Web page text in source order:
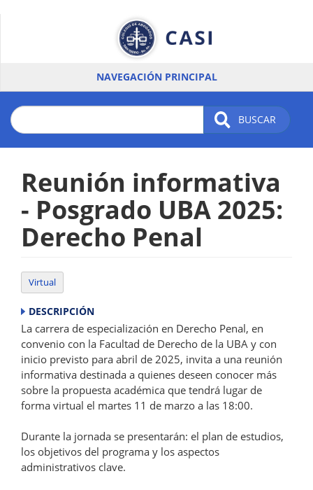
NAVEGACIÓN PRINCIPAL
BUSCAR
Reunión informativa
- Posgrado UBA 2025:
Derecho Penal
Virtual
DESCRIPCIÓN
La carrera de especialización en Derecho Penal, en
convenio con la Facultad de Derecho de la UBA y con
inicio previsto para abril de 2025, invita a una reunión
informativa destinada a quienes deseen conocer más
sobre la propuesta académica que tendrá lugar de
forma virtual el martes 11 de marzo a las 18:00.
Durante la jornada se presentarán: el plan de estudios,
los objetivos del programa y los aspectos
administrativos clave.